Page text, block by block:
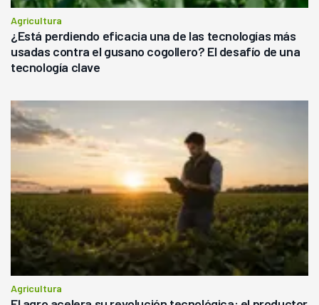
Agricultura
¿Está perdiendo eficacia una de las tecnologías más
usadas contra el gusano cogollero? El desafío de una
tecnología clave
Agricultura